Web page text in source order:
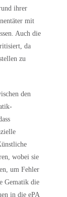
ihrer
mit
Auch die
da
zu
den
wobei sie
um Fehler
Gematik die
in die ePA